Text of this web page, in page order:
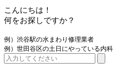
こんにちは！
何をお探しですか？
例）渋谷駅の水まわり修理業者
例）世田谷区の土日にやっている内科